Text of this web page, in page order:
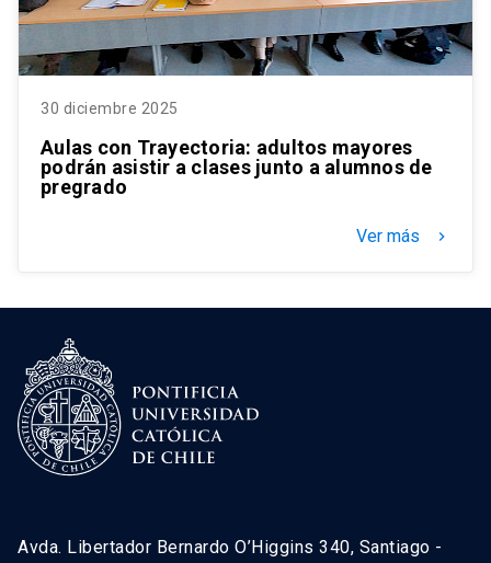
30 diciembre 2025
Aulas con Trayectoria: adultos mayores
podrán asistir a clases junto a alumnos de
pregrado
Ver más keyboard_arrow_right
Avda. Libertador Bernardo O’Higgins 340, Santiago -